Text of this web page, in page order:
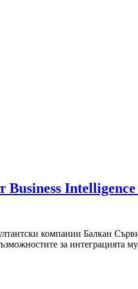
Intelligence
компании Балкан
за